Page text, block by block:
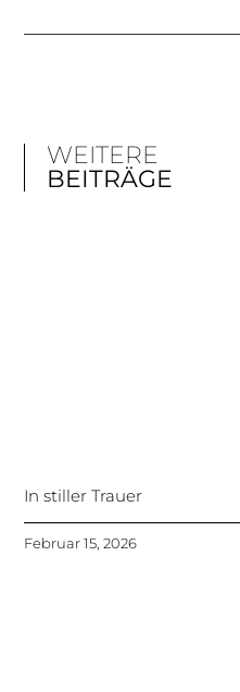
WEITERE
BEITRÄGE
In stiller Trauer
Februar 15, 2026